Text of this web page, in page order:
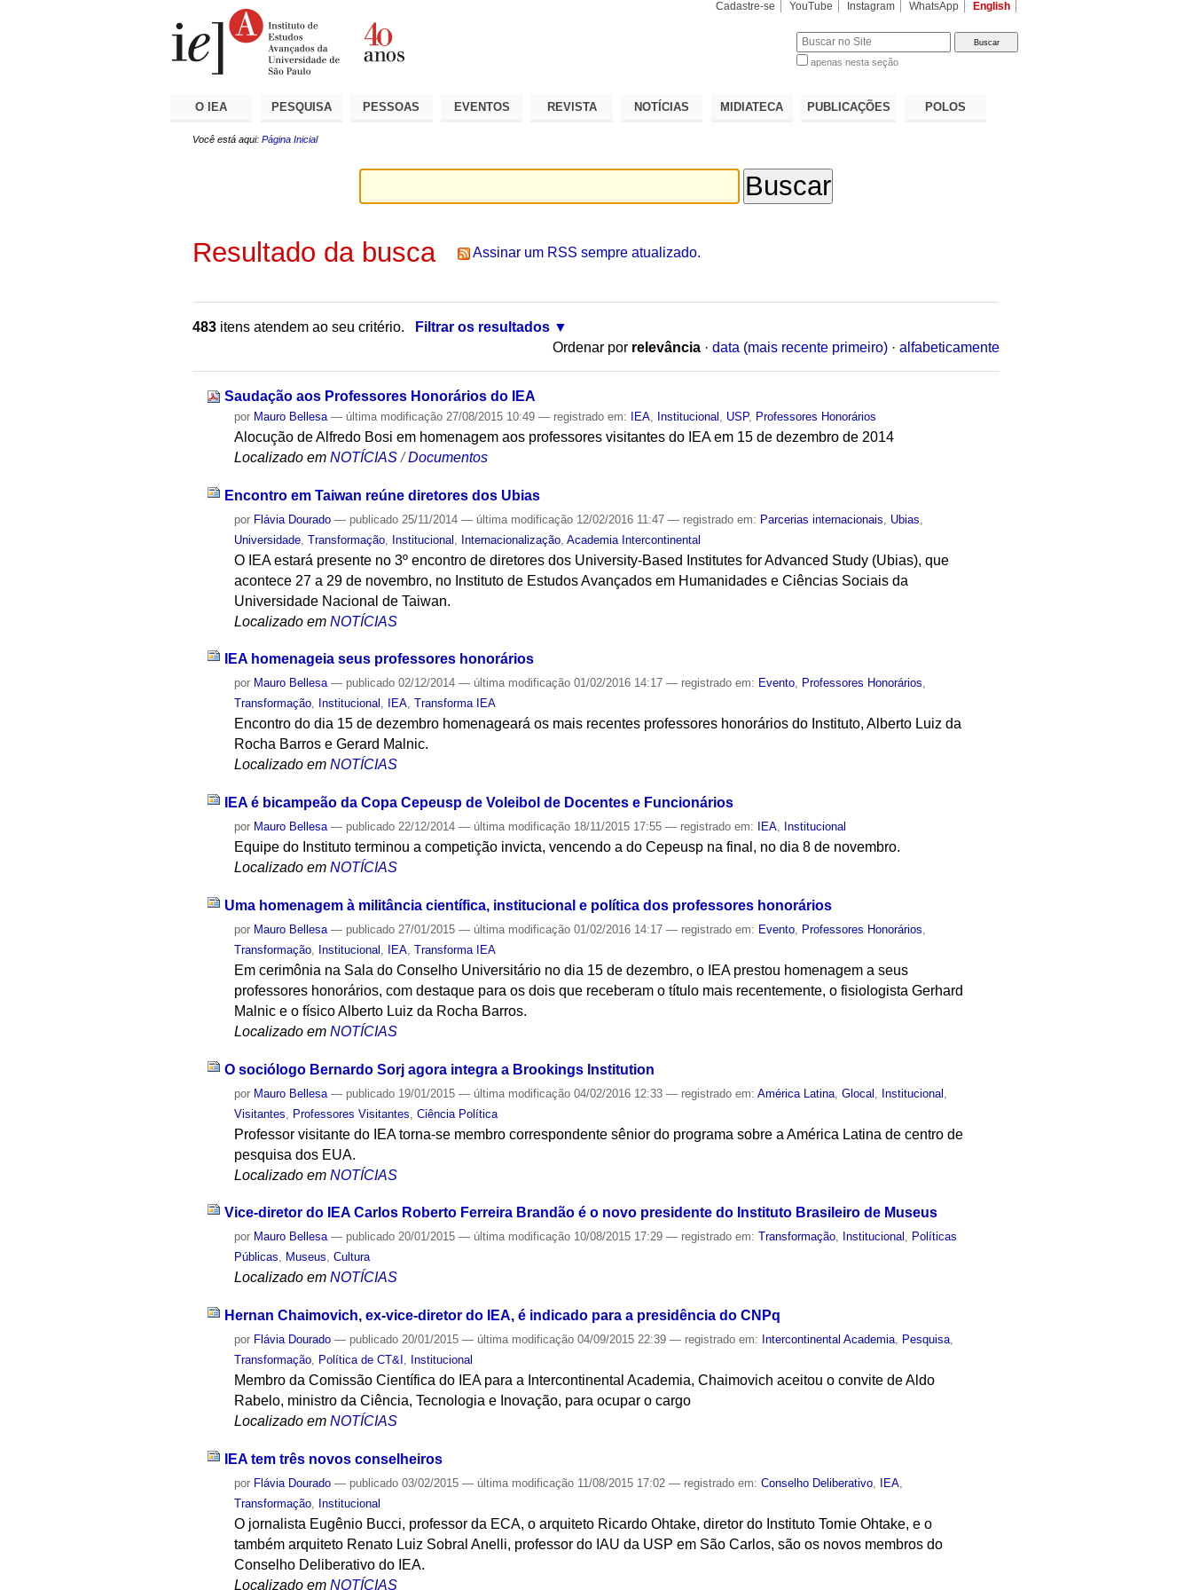
Cadastre-se YouTube Instagram WhatsApp English
apenas nesta seção
O IEA PESQUISA PESSOAS EVENTOS REVISTA NOTÍCIAS MIDIATECA PUBLICAÇÕES POLOS
Você está aqui: Página Inicial
Resultado da busca Assinar um RSS sempre atualizado.
483 itens atendem ao seu critério.
Filtrar os resultados
Ordenar por relevância · data (mais recente primeiro) · alfabeticamente
Saudação aos Professores Honorários do IEA
por Mauro Bellesa — última modificação 27/08/2015 10:49— registrado em: IEA Institucional USP, Professores Honorários
Alocução de Alfredo Bosi em homenagem aos professores visitantes do IEA em 15 de dezembro de 2014
Localizado em NOTÍCIAS /Documentos
Encontro em Taiwan reúne diretores dos Ubias
por Flávia Dourado — publicado 25/11/2014— última modificação 12/02/2016 11:47— registrado em: Parcerias internacionais Ubias
Universidade ,Transformação Institucional Internacionalização ,Academia Intercontinental
O IEA estará presente no 3º encontro de diretores dos University-Based Institutes for Advanced Study (Ubias), que
acontece 27 a 29 de novembro, no Instituto de Estudos Avançados em Humanidades e Ciências Sociais da
Universidade Nacional de Taiwan.
Localizado em NOTÍCIAS
IEA homenageia seus professores honorários
por Mauro Bellesa — publicado 02/12/2014— última modificação 01/02/2016 14:17— registrado em: Evento, Professores Honorários,
Transformação, Institucional , IEA,Transforma IEA
Encontro do dia 15 de dezembro homenageará os mais recentes professores honorários do Instituto, Alberto Luiz da
Rocha Barros e Gerard Malnic.
Localizado em NOTÍCIAS
IEA é bicampeão da Copa Cepeusp de Voleibol de Docentes e Funcionários
por Mauro Bellesa — publicado 22/12/2014— última modificação 18/11/2015 17:55— registrado em: IEA, Institucional
Equipe do Instituto terminou a competição invicta, vencendo a do Cepeusp na final, no dia 8 de novembro.
Localizado em NOTÍCIAS
Uma homenagem à militância científica, institucional e política dos professores honorários
por Mauro Bellesa — publicado 27/01/2015— última modificação 01/02/2016 14:17— registrado em: Evento Professores Honorários
Transformação
Institucional IEA ,Transforma IEA
Em cerimônia na Sala do Conselho Universitário no dia 15 de dezembro, o IEA prestou homenagem a seus
professores honorários, com destaque para os dois que receberam o título mais recentemente, o fisiologista Gerhard
Malnic e o físico Alberto Luiz da Rocha Barros.
Localizado em NOTÍCIAS
O sociólogo Bernardo Sorj agora integra a Brookings Institution
por Mauro Bellesa — publicado 19/01/2015— última modificação 04/02/2016 12:33— registrado em:América Latina ,Glocal Institucional
Visitantes
Professores Visitantes ,Ciência Política
Professor visitante do IEA torna-se membro correspondente sênior do programa sobre a América Latina de centro de
pesquisa dos EUA.
Localizado em NOTÍCIAS
Vice-diretor do IEA Carlos Roberto Ferreira Brandão é o novo presidente do Instituto Brasileiro de Museus
por Mauro Bellesa — publicado 20/01/2015— última modificação 10/08/2015 17:29— registrado em:Transformação, Institucional , Políticas
Públicas, Museus,Cultura
Localizado em NOTÍCIAS
Hernan Chaimovich, ex-vice-diretor do IEA, é indicado para a presidência do CNPq
por Flávia Dourado — publicado 20/01/2015— última modificação 04/09/2015 22:39— registrado em: Intercontinental Academia Pesquisa
Transformação
Política de CT&I Institucional
Membro da Comissão Científica do IEA para a Intercontinental Academia, Chaimovich aceitou o convite de Aldo
Rabelo, ministro da Ciência, Tecnologia e Inovação, para ocupar o cargo
Localizado em NOTÍCIAS
IEA tem três novos conselheiros
por Flávia Dourado — publicado 03/02/2015— última modificação 11/08/2015 17:02— registrado em:Conselho Deliberativo IEA
Transformação Institucional
O jornalista Eugênio Bucci, professor da ECA, o arquiteto Ricardo Ohtake, diretor do Instituto Tomie Ohtake, e o
também arquiteto Renato Luiz Sobral Anelli, professor do IAU da USP em São Carlos, são os novos membros do
Conselho Deliberativo do IEA.
Localizado em NOTÍCIAS